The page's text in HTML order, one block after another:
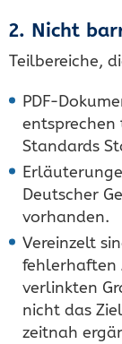
2. Nicht
Teilbereiche,
PDF-
entsprechen
Standards
Deutscher
vorhanden.
Vereinzelt
fehlerhaften
verlinkten
nicht das
zeitnah